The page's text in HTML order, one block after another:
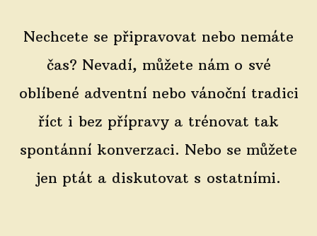
Nechcete se připravovat nebo nemáte
čas? Nevadí, můžete nám o své
oblíbené adventní nebo vánoční tradici
říct i bez přípravy a trénovat tak
spontánní konverzaci. Nebo se můžete
jen ptát a diskutovat s ostatními.